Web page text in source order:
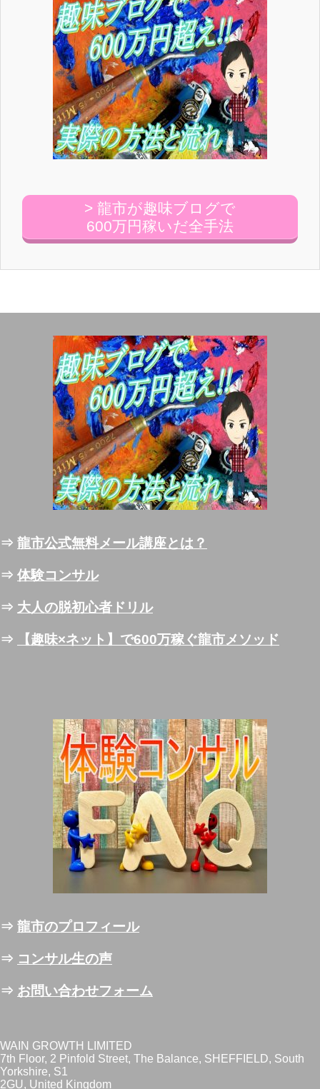
> 龍市が趣味ブログで
600万円稼いだ全手法
⇒ 龍市公式無料メール講座とは？
⇒ 体験コンサル
⇒ 大人の脱初心者ドリル
⇒ 【趣味×ネット】で600万稼ぐ龍市メソッド
⇒ 龍市のプロフィール
⇒ コンサル生の声
⇒ お問い合わせフォーム
WAIN GROWTH LIMITED
7th Floor, 2 Pinfold Street, The Balance, SHEFFIELD, South
Yorkshire, S1
2GU, United Kingdom